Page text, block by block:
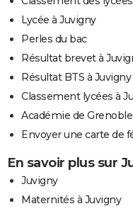
Lycée à Juvigny
Perles du bac
Résultat brevet à
Résultat BTS à Juvigny
Classement lycées à
Académie de Grenoble
Envoyer une carte de
En savoir plus sur
Juvigny
Maternités à Juvigny